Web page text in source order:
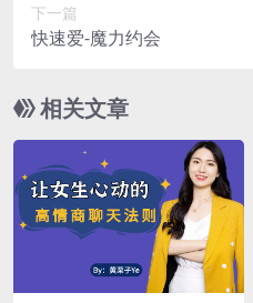
下一篇
快速爱-魔力约会
相关文章